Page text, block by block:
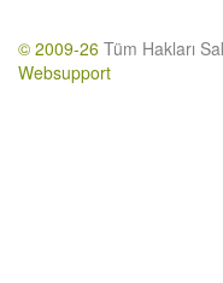
© 2009-26 Tüm Hakları
Websupport